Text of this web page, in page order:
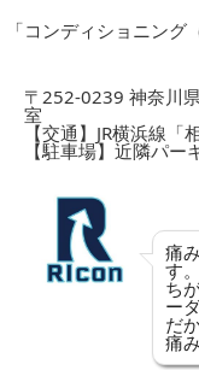
「コンディショニング
〒252-0239 神奈川
室
【交通】JR横浜線
【駐車場】近隣パー
痛
す
ち
ー
だ
痛